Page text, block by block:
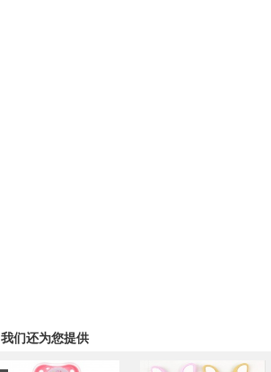
我们还为您提供